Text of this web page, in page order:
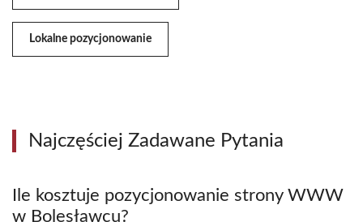
Lokalne pozycjonowanie
Najczęściej Zadawane Pytania
Ile kosztuje pozycjonowanie strony WWW
w Bolesławcu?